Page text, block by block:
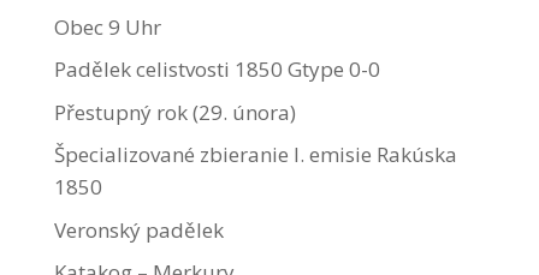
Obec 9 Uhr
Padělek celistvosti 1850 Gtype 0-0
Přestupný rok (29. února)
Špecializované zbieranie I. emisie Rakúska
1850
Veronský padělek